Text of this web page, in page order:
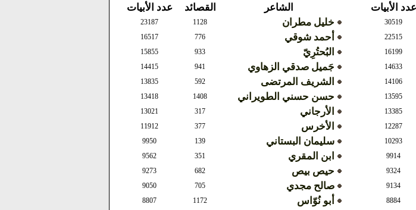
عدد الأبيات الشاعر القصائد
عدد الأبيات
30519 خليل مطران 1128
23187
22515 أحمد شوقي 776
16517
16199 البُحتُرِيّ 933
15855
14633 جَميل صدقي الزهاوي 941
14415
14106 الشريف المرتضى 592
13835
13595 حسن حسني الطويراني 1408
13418
13385 الأرجاني 317
13021
12287 الأخرس 377
11912
10293 سليمان البستاني 139
9950
9914 ابن المقري 351
9562
9324 حيص بيص 682
9273
9134 صالح مجدي 705
9050
8884 أبو نُوّاس 1172
8807